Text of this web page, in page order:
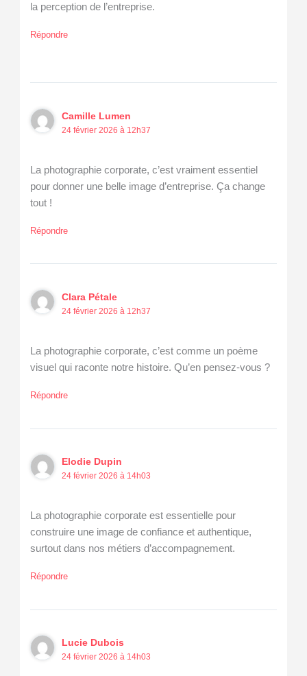
la perception de l’entreprise.
Répondre
Camille Lumen
24 février 2026 à 12h37
La photographie corporate, c’est vraiment essentiel
pour donner une belle image d’entreprise. Ça change
tout !
Répondre
Clara Pétale
24 février 2026 à 12h37
La photographie corporate, c’est comme un poème
visuel qui raconte notre histoire. Qu’en pensez-vous ?
Répondre
Elodie Dupin
24 février 2026 à 14h03
La photographie corporate est essentielle pour
construire une image de confiance et authentique,
surtout dans nos métiers d’accompagnement.
Répondre
Lucie Dubois
24 février 2026 à 14h03